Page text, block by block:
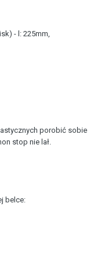
- l: 225mm,
porobić sobie
stop nie lał.
belce: